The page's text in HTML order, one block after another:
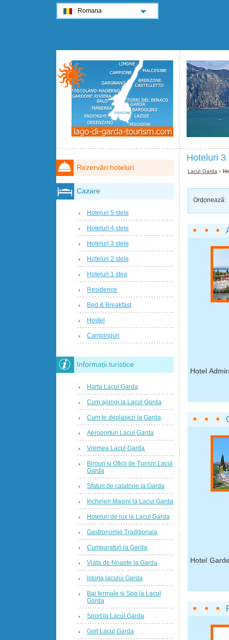
Hoteluri 3
Lacul Garda ›
Ordonează:
Hotel
Hotel
Rezervări hoteluri
Cazare
Hoteluri 5 stele
Hoteluri 4 stele
Hoteluri 3 stele
Hoteluri 2 stele
Hoteluri 1 stea
Residence
Bed & Breakfast
Hostel
Campinguri
Informații turistice
Harta Lacul Garda
Cum ajungi la Lacul Garda
Cum te deplasezi la Garda
Aeroporturi Lacul Garda
Vremea Lacul Garda
Birouri si Oficii de Turism Lacul
Garda
Sfaturi de calatorie la Garda
Inchirieri Masini la Lacul Garda
Hoteluri de lux la Lacul Garda
Gastronomie Traditionala
Cumparaturi la Garda
Viata de Noapte la Garda
Istoria lacului Garda
Bai termale si Spa la Lacul
Garda
Sport la Lacul Garda
Golf Lacul Garda
Romana